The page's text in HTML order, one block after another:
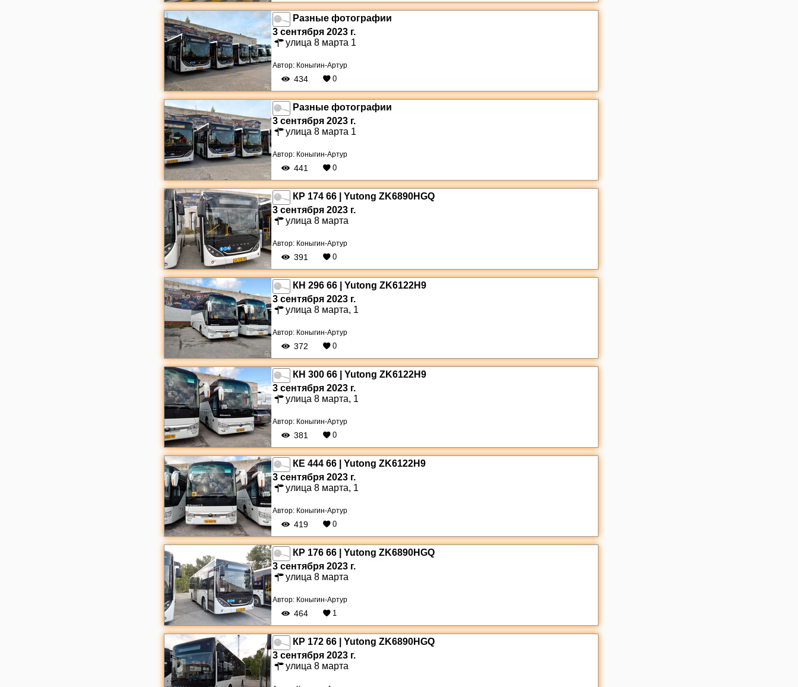
Разные фотографии
3 сентября 2023 г.
улица 8 марта 1
Автор: Коныгин-Артур
434 0
Разные фотографии
3 сентября 2023 г.
улица 8 марта 1
Автор: Коныгин-Артур
441 0
КР 174 66 | Yutong ZK6890HGQ
3 сентября 2023 г.
улица 8 марта
Автор: Коныгин-Артур
391 0
КН 296 66 | Yutong ZK6122H9
3 сентября 2023 г.
улица 8 марта, 1
Автор: Коныгин-Артур
372 0
КН 300 66 | Yutong ZK6122H9
3 сентября 2023 г.
улица 8 марта, 1
Автор: Коныгин-Артур
381 0
КЕ 444 66 | Yutong ZK6122H9
3 сентября 2023 г.
улица 8 марта, 1
Автор: Коныгин-Артур
419 0
КР 176 66 | Yutong ZK6890HGQ
3 сентября 2023 г.
улица 8 марта
Автор: Коныгин-Артур
464 1
КР 172 66 | Yutong ZK6890HGQ
3 сентября 2023 г.
улица 8 марта